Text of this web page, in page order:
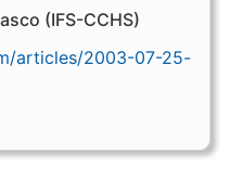
(IFS-CCHS)
articles/2003-07-25-